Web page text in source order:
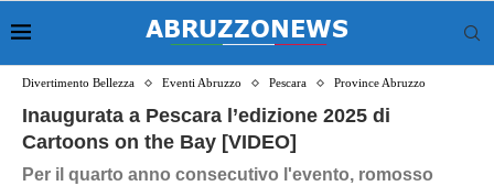
Divertimento Bellezza Eventi Abruzzo Pescara Province Abruzzo
Inaugurata a Pescara l’edizione 2025 di
Cartoons on the Bay [VIDEO]
Per il quarto anno consecutivo l'evento, romosso